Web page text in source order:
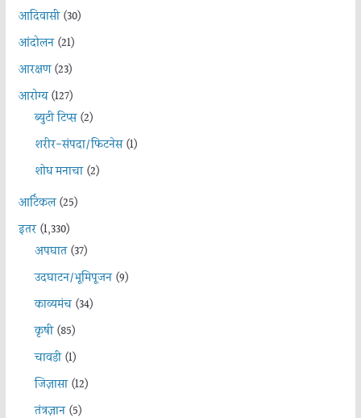
आदिवासी(30)
आंदोलन(21)
आरक्षण(23)
आरोग्य(127)
ब्युटी टिप्स(2)
शरीर-संपदा/फिटनेस(1)
शोध मनाचा(2)
आर्टिकल(25)
इतर(1,330)
अपघात(37)
उदघाटन/भूमिपूजन(9)
काव्यमंच(34)
कृषी(85)
चावडी(1)
जिज्ञासा(12)
तंत्रज्ञान(5)